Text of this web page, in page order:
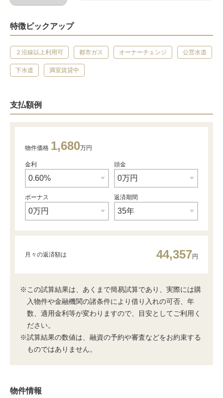
特徴ピックアップ
２沿線以上利用可 都市ガス オーナーチェンジ 公営水道
下水道 満室賃貸中
支払額例
物件価格 1,680万円
金利 頭金
ボーナス 返済期間
月々の返済額は 44,357円
※この試算結果は、あくまで簡易試算であり、実際には購
入物件や金融機関の諸条件により借り入れの可否、年
数、適用金利等が変わりますので、目安としてご利用く
ださい。
※試算結果の数値は、融資の予約や審査などをお約束する
ものではありません。
物件情報